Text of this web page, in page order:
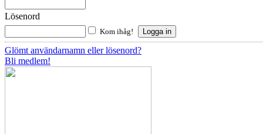
Lösenord
Kom ihåg!
Glömt användarnamn eller lösenord?
Bli medlem!